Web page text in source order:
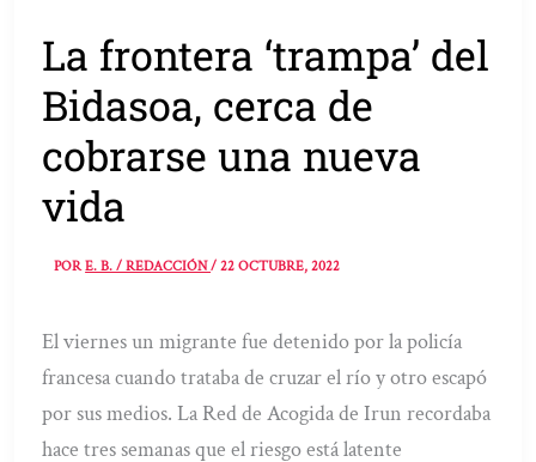
La frontera ‘trampa’ del
Bidasoa, cerca de
cobrarse una nueva
vida
PORE. B. / REDACCIÓN/22 OCTUBRE, 2022
El viernes un migrante fue detenido por la policía
francesa cuando trataba de cruzar el río y otro escapó
por sus medios. La Red de Acogida de Irun recordaba
hace tres semanas que el riesgo está latente